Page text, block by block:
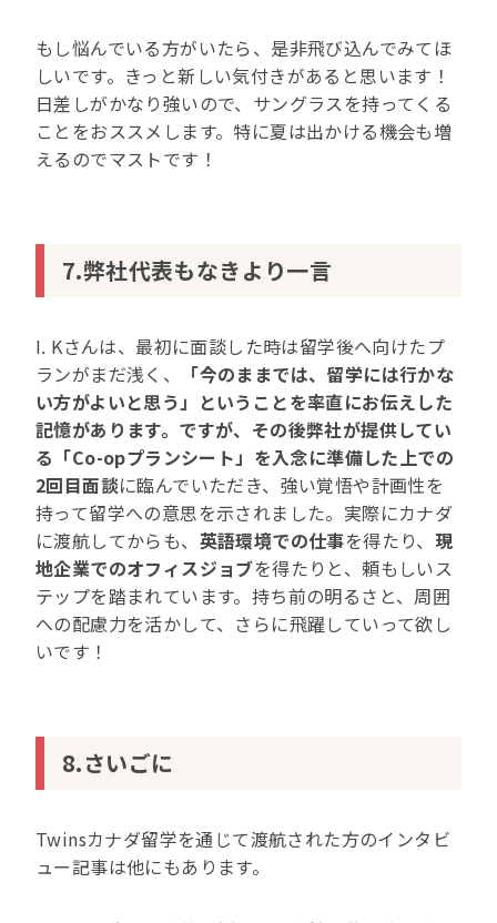
もし悩んでいる方がいたら、是非飛び込んでみてほ
しいです。きっと新しい気付きがあると思います！
日差しがかなり強いので、サングラスを持ってくる
ことをおススメします。特に夏は出かける機会も増
えるのでマストです！
7.弊社代表もなきより一言
I. Kさんは、最初に面談した時は留学後へ向けたプ
ランがまだ浅く、
「今のままでは、留学には行かな
い方がよいと思う」ということを率直にお伝えした
記憶があります。ですが、その後弊社が提供してい
る「Co-opプランシート」を入念に準備した上での
2回目面談に臨んでいただき、強い覚悟や計画性を
持って留学への意思を示されました。実際にカナダ
に渡航してからも、 英語環境での仕事を得たり、 現
地企業でのオフィスジョブを得たりと、頼もしいス
テップを踏まれています。持ち前の明るさと、周囲
への配慮力を活かして、さらに飛躍していって欲し
いです！
8.さいごに
Twinsカナダ留学を通じて渡航された方のインタビ
ュー記事は他にもあります。